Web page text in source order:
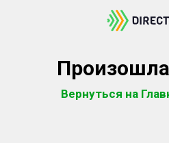
Вернуться на